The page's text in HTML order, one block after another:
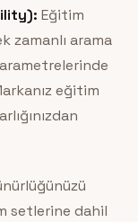
Eğitim
zamanlı arama
eğitim
setlerine dahil